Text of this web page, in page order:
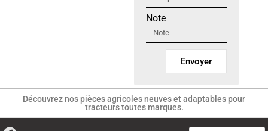
Note
Envoyer
Découvrez nos pièces agricoles neuves et adaptables pour
tracteurs toutes marques.